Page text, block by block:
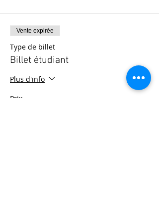
Vente expirée
Type de billet
Billet étudiant
Plus d'info
Prix